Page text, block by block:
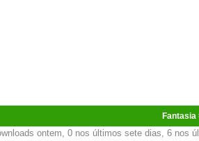
Fantasia
ontem, 0 nos últimos sete dias, 6 nos